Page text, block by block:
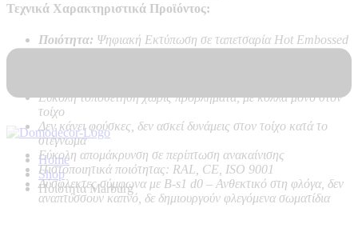
Home
Shop
Ποιοτητα Marburg
Τεχνικά Χαρακτηριστικά Προϊόντος:
Ποιότητα: Ψηφιακή Εκτύπωση σε ταπετσαρία Hot Embossed
Εύκολη τοποθέτηση χωρίς προβλήματα, με κόλλα μόνο στον
τοίχο
Δεν κάνει φούσκες, δεν ασκεί δυνάμεις στον τοίχο κατά το
στέγνωμα
Εύκολη απομάκρυνση σε περίπτωση ανακαίνισης
Πιστοποιητικά ποιότητας: RAL, CE, ISO 9001
Δύσφλεκτες σύμφωνα με B-s1 d0 – Ανθεκτικό στη φλόγα, δεν
αναπτύσσουν καπνό, δε δημιουργούν φλεγόμενα σωματίδια